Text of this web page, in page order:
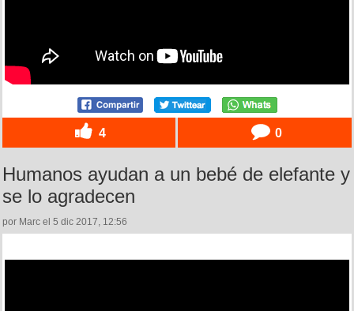
4 0
Humanos ayudan a un bebé de elefante y
se lo agradecen
por Marc el 5 dic 2017, 12:56